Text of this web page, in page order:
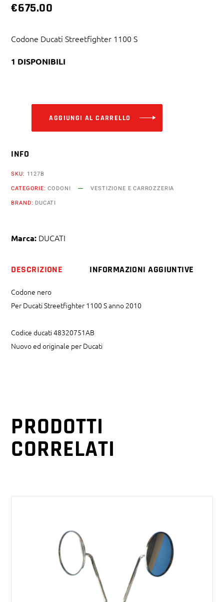
€675.00
Codone Ducati Streetfighter 1100 S
1 DISPONIBILI
AGGIUNGI AL CARRELLO
INFO
SKU: 1127B
CATEGORIE:CODONI
VESTIZIONE E CARROZZERIA
BRAND: DUCATI
Marca: DUCATI
DESCRIZIONE INFORMAZIONI AGGIUNTIVE
Codone nero
Per Ducati Streetfighter 1100 S anno 2010
Codice ducati 48320751AB
Nuovo ed originale per Ducati
PRODOTTI
CORRELATI
AGGIUNGI AL CARRELLO